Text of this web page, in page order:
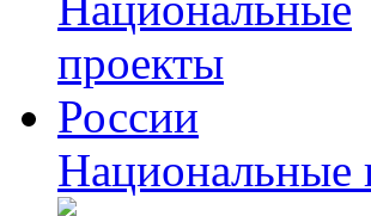
Национальные